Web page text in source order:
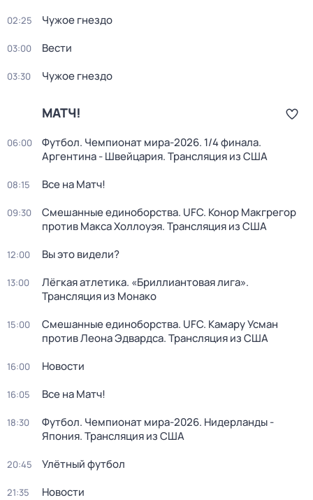
02:25 Чужое гнездо
03:00 Вести
03:30 Чужое гнездо
МАТЧ!
06:00
Футбол. Чемпионат мира-2026. 1/4 финала.
Аргентина - Швейцария. Трансляция из США
08:15 Все на Матч!
09:30
Смешанные единоборства. UFC. Конор Макгрегор
против Макса Холлоуэя. Трансляция из США
12:00 Вы это видели?
13:00
Лёгкая атлетика. «Бриллиантовая лига».
Трансляция из Монако
15:00
Смешанные единоборства. UFC. Камару Усман
против Леона Эдвардса. Трансляция из США
16:00 Новости
16:05 Все на Матч!
18:30
Футбол. Чемпионат мира-2026. Нидерланды -
Япония. Трансляция из США
20:45 Улётный футбол
21:35 Новости